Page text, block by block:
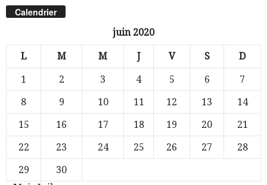
Calendrier
juin 2020
L M M J V S D
1 2 3 4 5 6
7
8
9 10 11 12 13
14
15
16 17 18 19 20
21
22
23 24 25 26 27
28
29
30